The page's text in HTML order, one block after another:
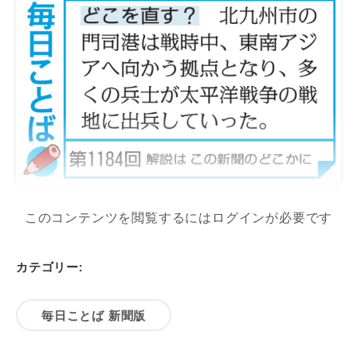
このコンテンツを閲覧するにはログインが必要です
カテゴリー:
毎日ことば 新聞版